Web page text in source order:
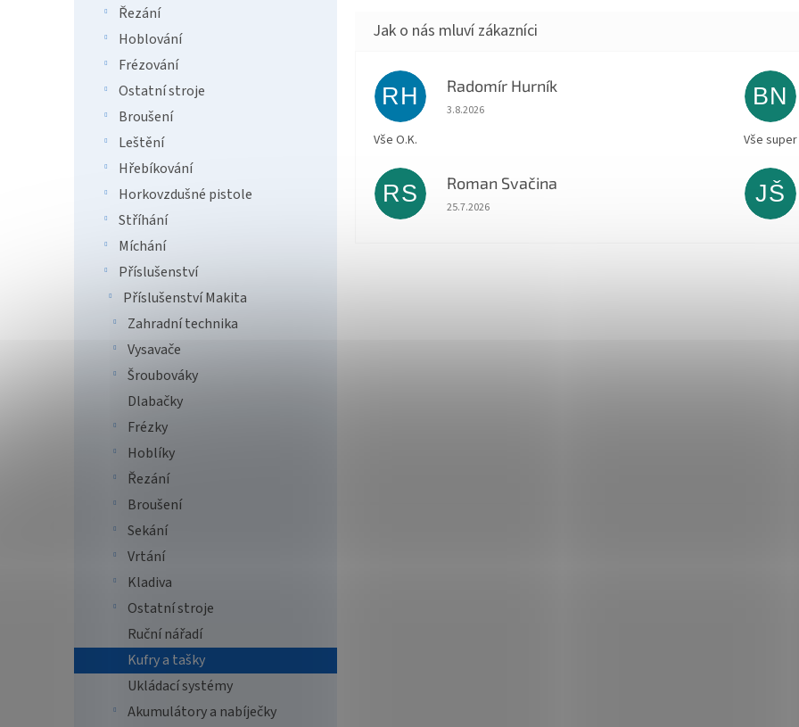
Řezání
Hoblování
Frézování
Ostatní stroje
Broušení
Leštění
Hřebíkování
Horkovzdušné pistole
Stříhání
Míchání
Příslušenství
Příslušenství Makita
Zahradní technika
Vysavače
Šroubováky
Dlabačky
Frézky
Hoblíky
Řezání
Broušení
Sekání
Vrtání
Kladiva
Ostatní stroje
Ruční nářadí
Kufry a tašky
Ukládací systémy
Akumulátory a nabíječky
RH Radomír Hurník
Hodnocení obchodu je 5 z 5 hvězdiček.
3.8.2026
Vše O.K.
BN
Vše
RS Roman Svačina
Hodnocení obchodu je 5 z 5 hvězdiček.
25.7.2026
JŠ